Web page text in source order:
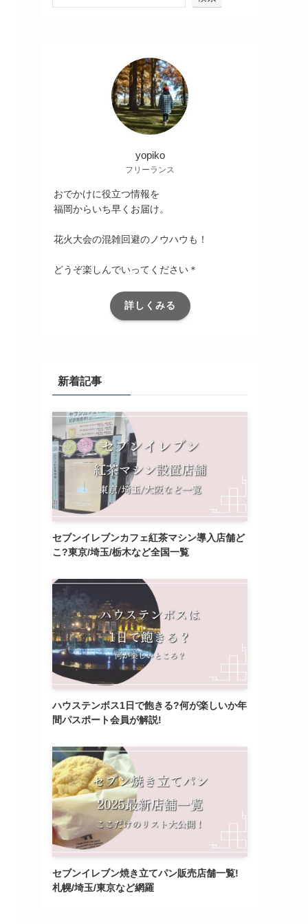
yopiko
フリーランス
おでかけに役立つ情報を
福岡からいち早くお届け。
花火大会の混雑回避のノウハウも！
どうぞ楽しんでいってください＊
詳しくみる
新着記事
セブンイレブンカフェ紅茶マシン導入店舗ど
こ?東京/埼玉/栃木など全国一覧
ハウステンボス1日で飽きる?何が楽しいか年
間パスポート会員が解説!
セブンイレブン焼き立てパン販売店舗一覧!
札幌/埼玉/東京など網羅